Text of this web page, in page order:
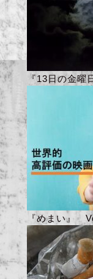
『13日の金曜
『めまい』